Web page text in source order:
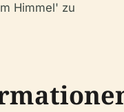
Himmel' zu